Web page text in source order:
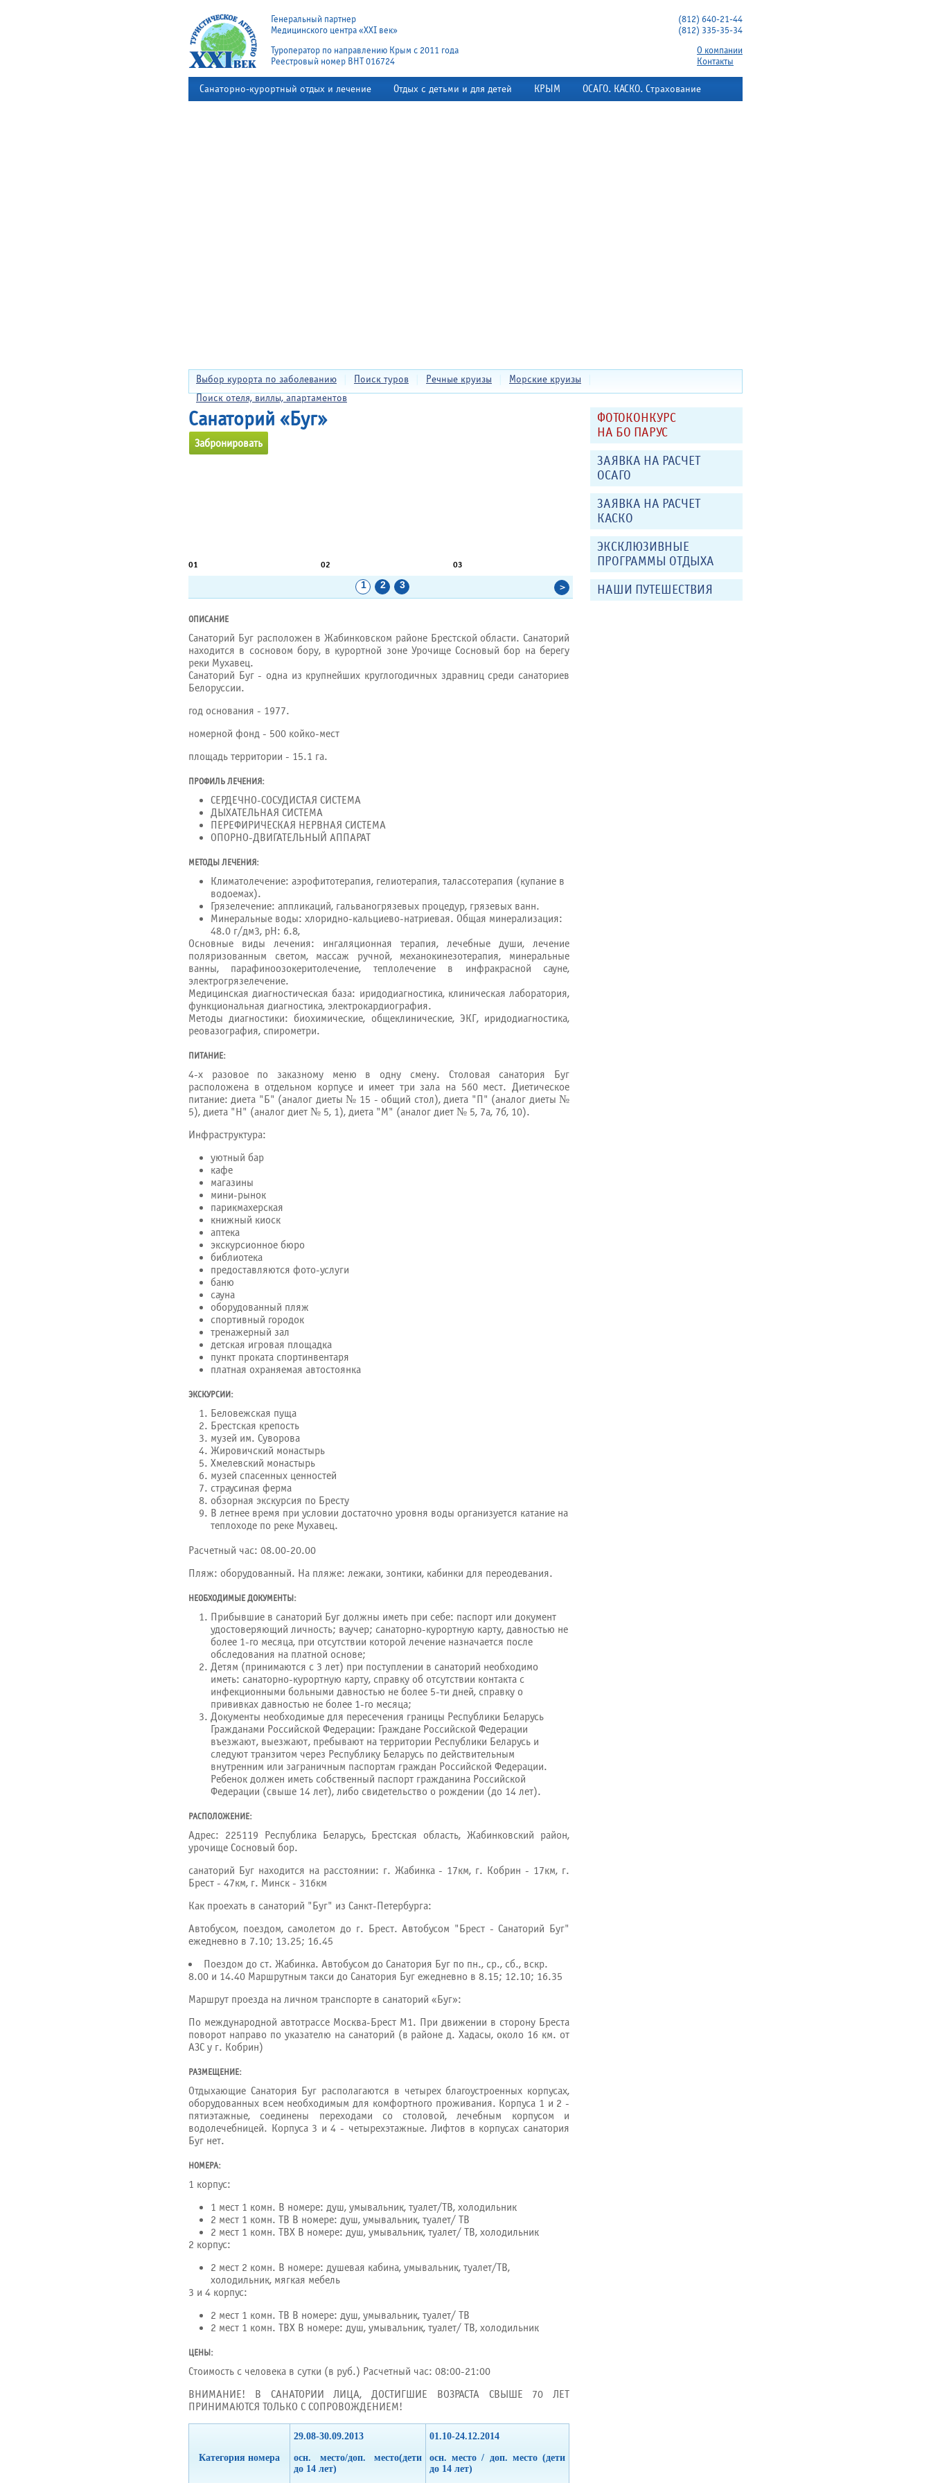
Генеральный партнер
Медицинского центра «XXI век»
Туроператор по направлению Крым с 2011 года
Реестровый номер ВНТ 016724
(812) 640-21-44
(812) 335-35-34
О компании
Контакты
Санаторно-курортный отдых и лечение Отдых с детьми и для детей КРЫМ ОСАГО. КАСКО. Страхование
Выбор курорта по заболеванию Поиск туров Речные круизы Морские круизы
Поиск отеля, виллы, апартаментов
Санаторий «Буг»
Забронировать
01 02 03 05
1 2 3 >
ОПИСАНИЕ
Санаторий Буг расположен в Жабинковском районе Брестской области. Санаторий
находится в сосновом бору, в курортной зоне Урочище Сосновый бор на берегу
реки Мухавец.
Санаторий Буг - одна из крупнейших круглогодичных здравниц среди санаториев
Белоруссии.
год основания - 1977.
номерной фонд - 500 койко-мест
площадь территории - 15.1 га.
ПРОФИЛЬ ЛЕЧЕНИЯ:
СЕРДЕЧНО-СОСУДИСТАЯ СИСТЕМА
ДЫХАТЕЛЬНАЯ СИСТЕМА
ПЕРЕФИРИЧЕСКАЯ НЕРВНАЯ СИСТЕМА
ОПОРНО-ДВИГАТЕЛЬНЫЙ АППАРАТ
МЕТОДЫ ЛЕЧЕНИЯ:
Климатолечение: аэрофитотерапия, гелиотерапия, талассотерапия (купание в
водоемах).
Грязелечение: аппликаций, гальваногрязевых процедур, грязевых ванн.
Минеральные воды: хлоридно-кальциево-натриевая. Общая минерализация:
48.0 г/дм3, рН: 6.8,
Основные виды лечения: ингаляционная терапия, лечебные души, лечение
поляризованным светом, массаж ручной, механокинезотерапия, минеральные
ванны, парафиноозокеритолечение, теплолечение в инфракрасной сауне,
электрогрязелечение.
Медицинская диагностическая база: иридодиагностика, клиническая лаборатория,
функциональная диагностика, электрокардиография.
Методы диагностики: биохимические, общеклинические, ЭКГ, иридодиагностика,
реовазография, спирометри.
ПИТАНИЕ:
4-х разовое по заказному меню в одну смену. Столовая санатория Буг
расположена в отдельном корпусе и имеет три зала на 560 мест. Диетическое
питание: диета "Б" (аналог диеты № 15 - общий стол), диета "П" (аналог диеты №
5), диета "Н" (аналог диет № 5, 1), диета "М" (аналог диет № 5, 7а, 7б, 10).
Инфраструктура:
уютный бар
кафе
магазины
мини-рынок
парикмахерская
книжный киоск
аптека
экскурсионное бюро
библиотека
предоставляются фото-услуги
баню
сауна
оборудованный пляж
спортивный городок
тренажерный зал
детская игровая площадка
пункт проката спортинвентаря
платная охраняемая автостоянка
ЭКСКУРСИИ:
Беловежская пуща
Брестская крепость
музей им. Суворова
Жировичский монастырь
Хмелевский монастырь
музей спасенных ценностей
страусиная ферма
обзорная экскурсия по Бресту
В летнее время при условии достаточно уровня воды организуется катание на
теплоходе по реке Мухавец.
Расчетный час: 08.00-20.00
Пляж: оборудованный. На пляже: лежаки, зонтики, кабинки для переодевания.
НЕОБХОДИМЫЕ ДОКУМЕНТЫ:
Прибывшие в санаторий Буг должны иметь при себе: паспорт или документ
удостоверяющий личность; ваучер; санаторно-курортную карту, давностью не
более 1-го месяца, при отсутствии которой лечение назначается после
обследования на платной основе;
Детям (принимаются с 3 лет) при поступлении в санаторий необходимо
иметь: санаторно-курортную карту, справку об отсутствии контакта с
инфекционными больными давностью не более 5-ти дней, справку о
прививках давностью не более 1-го месяца;
Документы необходимые для пересечения границы Республики Беларусь
Гражданами Российской Федерации: Граждане Российской Федерации
въезжают, выезжают, пребывают на территории Республики Беларусь и
следуют транзитом через Республику Беларусь по действительным
внутренним или заграничным паспортам граждан Российской Федерации.
Ребенок должен иметь собственный паспорт гражданина Российской
Федерации (свыше 14 лет), либо свидетельство о рождении (до 14 лет).
РАСПОЛОЖЕНИЕ:
Адрес: 225119 Республика Беларусь, Брестская область, Жабинковский район,
урочище Сосновый бор.
санаторий Буг находится на расстоянии: г. Жабинка - 17км, г. Кобрин - 17км, г.
Брест - 47км, г. Минск - 316км
Как проехать в санаторий "Буг" из Санкт-Петербурга:
Автобусом, поездом, самолетом до г. Брест. Автобусом "Брест - Санаторий Буг"
ежедневно в 7.10; 13.25; 16.45
Поездом до ст. Жабинка. Автобусом до Санатория Буг по пн., ср., сб., вскр.
8.00 и 14.40 Маршрутным такси до Санатория Буг ежедневно в 8.15; 12.10; 16.35
Маршрут проезда на личном транспорте в санаторий «Буг»:
По международной автотрассе Москва-Брест М1. При движении в сторону Бреста
поворот направо по указателю на санаторий (в районе д. Хадасы, около 16 км. от
АЗС у г. Кобрин)
РАЗМЕЩЕНИЕ:
Отдыхающие Санатория Буг располагаются в четырех благоустроенных корпусах,
оборудованных всем необходимым для комфортного проживания. Корпуса 1 и 2 -
пятиэтажные, соединены переходами со столовой, лечебным корпусом и
водолечебницей. Корпуса 3 и 4 - четырехэтажные. Лифтов в корпусах санатория
Буг нет.
НОМЕРА:
1 корпус:
1 мест 1 комн. В номере: душ, умывальник, туалет/ТВ, холодильник
2 мест 1 комн. ТВ В номере: душ, умывальник, туалет/ ТВ
2 мест 1 комн. ТВХ В номере: душ, умывальник, туалет/ ТВ, холодильник
2 корпус:
2 мест 2 комн. В номере: душевая кабина, умывальник, туалет/ТВ,
холодильник, мягкая мебель
3 и 4 корпус:
2 мест 1 комн. ТВ В номере: душ, умывальник, туалет/ ТВ
2 мест 1 комн. ТВХ В номере: душ, умывальник, туалет/ ТВ, холодильник
ЦЕНЫ:
Стоимость с человека в сутки (в руб.) Расчетный час: 08:00-21:00
ВНИМАНИЕ! В САНАТОРИИ ЛИЦА, ДОСТИГШИЕ ВОЗРАСТА СВЫШЕ 70 ЛЕТ
ПРИНИМАЮТСЯ ТОЛЬКО С СОПРОВОЖДЕНИЕМ!
Категория номера
29.08-30.09.2013
осн. место/доп. место(дети
до 14 лет)
01.10-24.12.2014
осн. место / доп. место (дети
до 14 лет)
ФОТОКОНКУРС
НА БО ПАРУС
ЗАЯВКА НА РАСЧЕТ
ОСАГО
ЗАЯВКА НА РАСЧЕТ
КАСКО
ЭКСКЛЮЗИВНЫЕ
ПРОГРАММЫ ОТДЫХА
НАШИ ПУТЕШЕСТВИЯ